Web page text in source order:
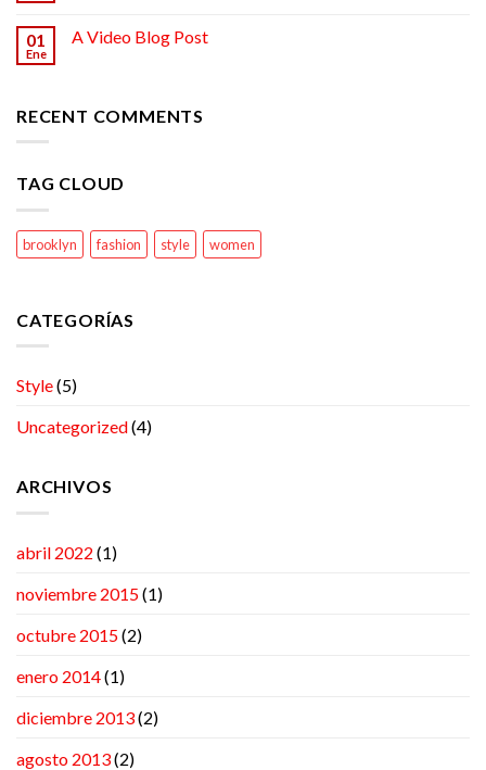
01
Ene
A Video Blog Post
RECENT COMMENTS
TAG CLOUD
brooklyn fashion style women
CATEGORÍAS
Style(5)
Uncategorized(4)
ARCHIVOS
abril 2022 (1)
noviembre 2015(1)
octubre 2015(2)
enero 2014(1)
diciembre 2013(2)
agosto 2013(2)